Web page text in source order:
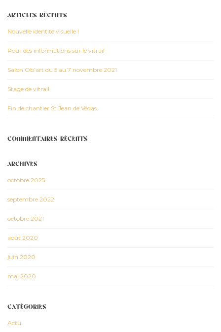
ARTICLES RÉCENTS
Nouvelle identité visuelle !
Pour des informations sur le vitrail
Salon Ob’art du 5 au 7 novembre 2021
Stage de vitrail
Fin de chantier St Jean de Védas
COMMENTAIRES RÉCENTS
ARCHIVES
octobre 2025
septembre 2022
octobre 2021
août 2020
juin 2020
mai 2020
CATÉGORIES
Actu